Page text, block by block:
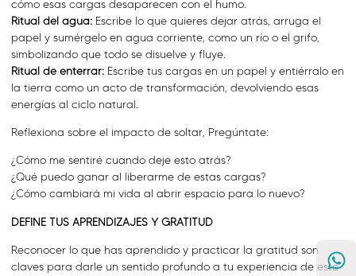
cómo esas cargas desaparecen con el humo.
Ritual del agua: Escribe lo que quieres dejar atrás, arruga el
papel y sumérgelo en agua corriente, como un río o el grifo,
simbolizando que todo se disuelve y fluye.
Ritual de enterrar: Escribe tus cargas en un papel y entiérralo en
la tierra como un acto de transformación, devolviendo esas
energías al ciclo natural.
Reflexiona sobre el impacto de soltar, Pregúntate:
¿Cómo me sentiré cuando deje esto atrás?
¿Qué puedo ganar al liberarme de estas cargas?
¿Cómo cambiará mi vida al abrir espacio para lo nuevo?
DEFINE TUS APRENDIZAJES Y GRATITUD
Reconocer lo que has aprendido y practicar la gratitud son
claves para darle un sentido profundo a tu experiencia de este